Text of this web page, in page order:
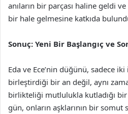
anıların bir parçası haline geldi
bir hale gelmesine katkıda
Sonuç: Yeni Bir Başlangıç ve
Eda ve Ece’nin düğünü, sadece iki
birleştirdiği bir an değil, aynı
birlikteliği mutlulukla kutladığı
gün, onların aşklarının bir somut